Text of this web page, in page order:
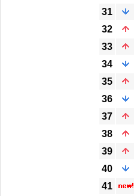
31
32
33
34
35
36
37
38
39
40
41